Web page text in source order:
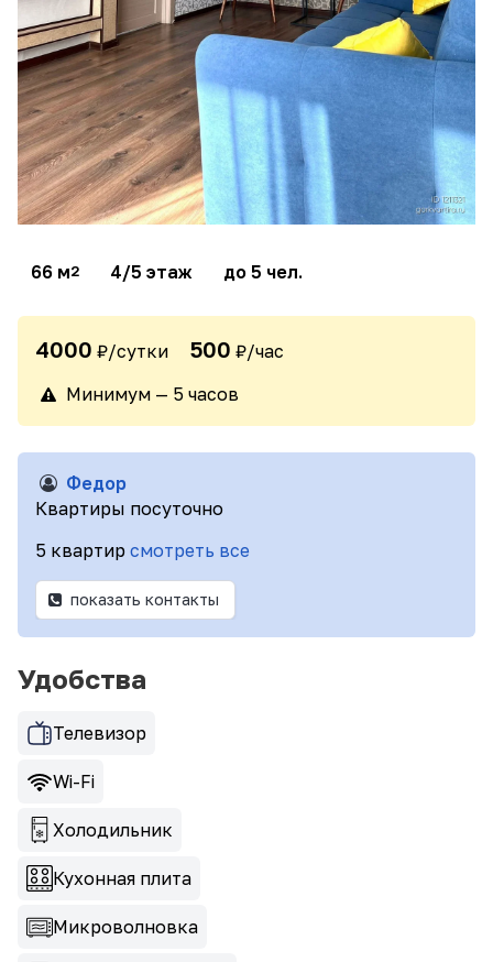
66 м2 4/5 этаж до 5 чел.
4000 ₽/сутки 500 ₽/час
Минимум — 5 часов
Федор
Квартиры посуточно
5 квартир смотреть все
показать контакты
Удобства
Телевизор
Wi-Fi
Холодильник
Кухонная плита
Микроволновка